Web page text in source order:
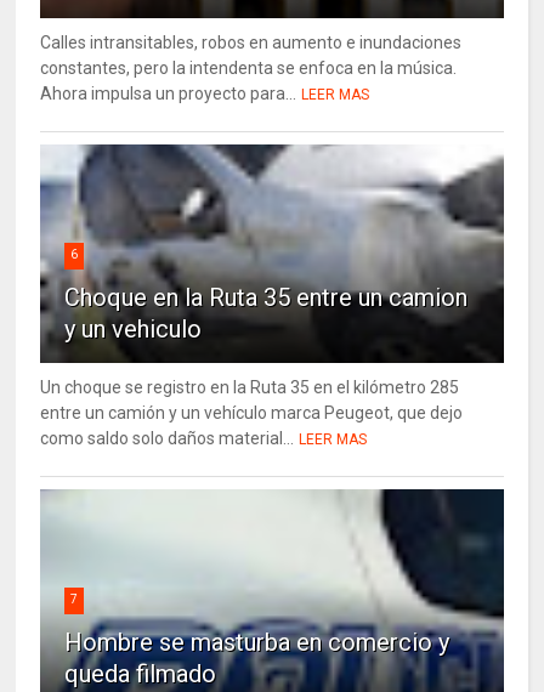
Calles intransitables, robos en aumento e inundaciones
constantes, pero la intendenta se enfoca en la música.
Ahora impulsa un proyecto para...
LEER MAS
6
Choque en la Ruta 35 entre un camion
y un vehiculo
Un choque se registro en la Ruta 35 en el kilómetro 285
entre un camión y un vehículo marca Peugeot, que dejo
como saldo solo daños material...
LEER MAS
7
Hombre se masturba en comercio y
queda filmado